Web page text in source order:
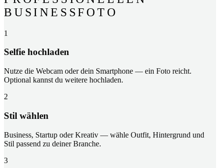
BUSINESSFOTO
1
Selfie hochladen
Nutze die Webcam oder dein Smartphone — ein Foto reicht.
Optional kannst du weitere hochladen.
2
Stil wählen
Business, Startup oder Kreativ — wähle Outfit, Hintergrund und
Stil passend zu deiner Branche.
3